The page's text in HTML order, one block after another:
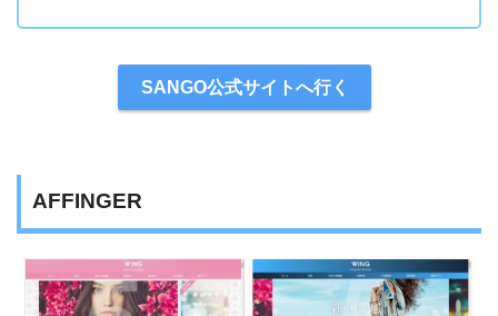
SANGO公式サイトへ行く
AFFINGER